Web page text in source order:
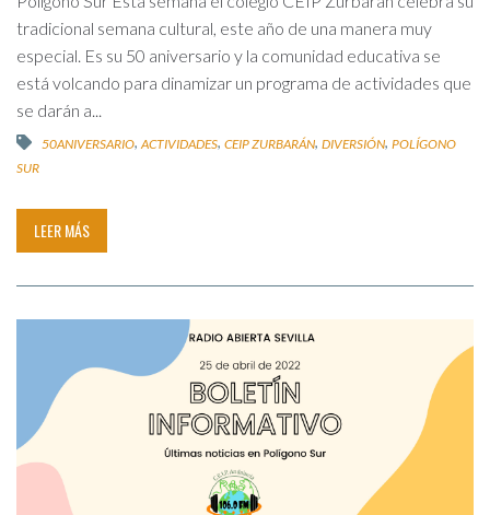
tradicional semana cultural, este año de una manera muy
especial. Es su 50 aniversario y la comunidad educativa se
está volcando para dinamizar un programa de actividades que
se darán a...
50ANIVERSARIO, ACTIVIDADES, CEIP ZURBARÁN, DIVERSIÓN, POLÍGONO
SUR
LEER MÁS